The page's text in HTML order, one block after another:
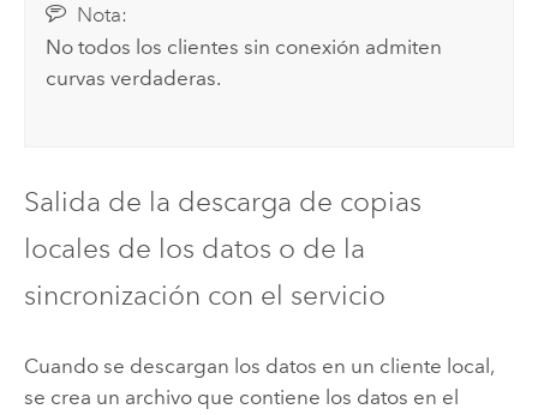
Nota:
No todos los clientes sin conexión admiten
curvas verdaderas.
Salida de la descarga de copias
locales de los datos o de la
sincronización con el servicio
Cuando se descargan los datos en un cliente local,
se crea un archivo que contiene los datos en el